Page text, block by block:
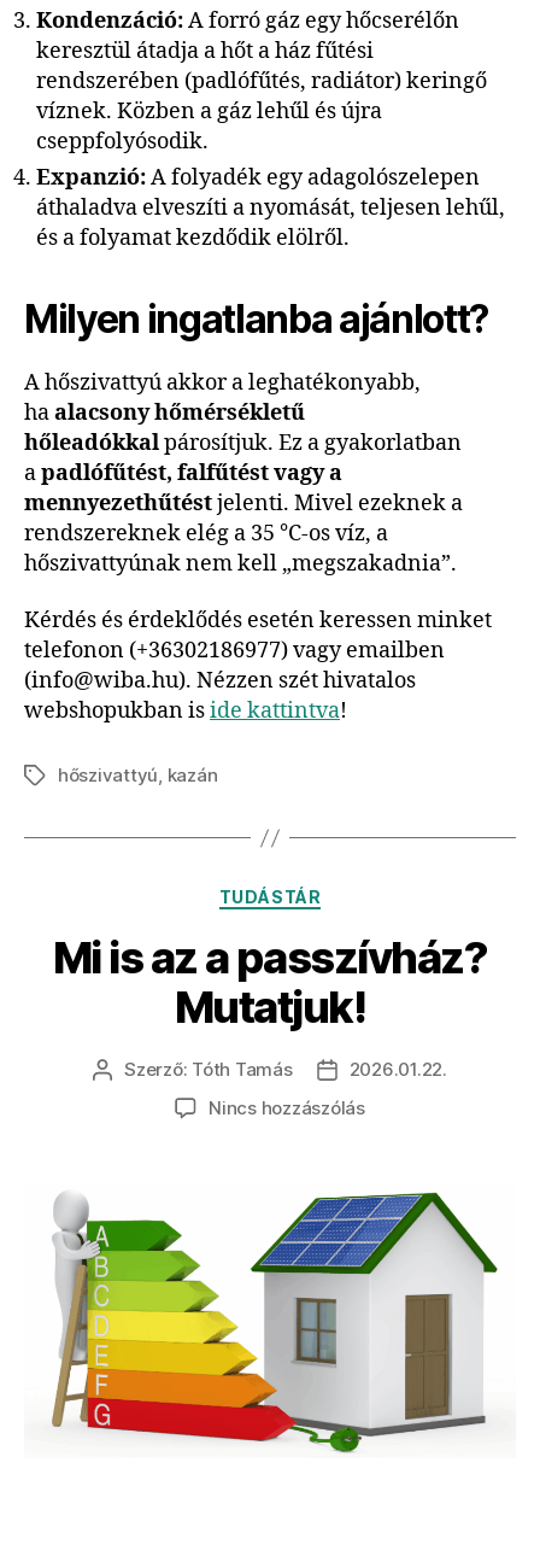
Kondenzáció:A forró gáz egy hőcserélőn
keresztül átadja a hőt a ház fűtési
rendszerében (padlófűtés, radiátor) keringő
víznek. Közben a gáz lehűl és újra
cseppfolyósodik.
Expanzió:A folyadék egy adagolószelepen
áthaladva elveszíti a nyomását, teljesen lehűl,
és a folyamat kezdődik elölről.
Milyen ingatlanba ajánlott?
A hőszivattyú akkor a leghatékonyabb,
haalacsony hőmérsékletű
hőleadókkalpárosítjuk. Ez a gyakorlatban
apadlófűtést, falfűtést vagy a
mennyezethűtéstjelenti. Mivel ezeknek a
rendszereknek elég a 35 °C-os víz, a
hőszivattyúnak nem kell „megszakadnia”.
Kérdés és érdeklődés esetén keressen minket
telefonon (+36302186977) vagy emailben
(info@wiba.hu). Nézzen szét hivatalos
webshopukban iside kattintva!
hőszivattyú, kazán
TUDÁSTÁR
Mi is az a passzívház?
Mutatjuk!
Szerző: Tóth Tamás
2026.01.22.
Nincs hozzászólás